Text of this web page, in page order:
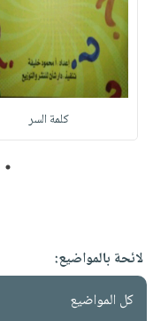
كلمة السر
1
لائحة بالمواضيع:
كل المواضيع